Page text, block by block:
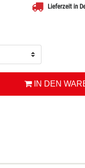
Lieferzeit in
IN DEN